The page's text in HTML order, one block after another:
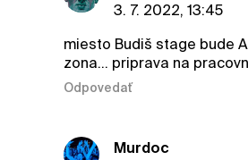
3. 7. 2022, 13:45
miesto Budiš stage bude
zona… priprava na
Odpovedať
Murdoc